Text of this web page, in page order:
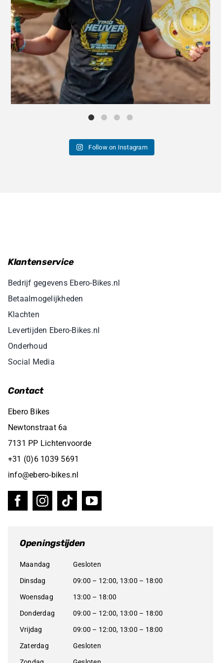
Follow on Instagram
Klantenservice
Bedrijf gegevens Ebero-Bikes.nl
Betaalmogelijkheden
Klachten
Levertijden Ebero-Bikes.nl
Onderhoud
Social Media
Contact
Ebero Bikes
Newtonstraat 6a
7131 PP Lichtenvoorde
+31 (0)6 1039 5691
info@ebero-bikes.nl
Openingstijden
Maandag Gesloten
Dinsdag 09:00 – 12:00, 13:00 – 18:00
Woensdag 13:00 – 18:00
Donderdag 09:00 – 12:00, 13:00 – 18:00
Vrijdag 09:00 – 12:00, 13:00 – 18:00
Zaterdag Gesloten